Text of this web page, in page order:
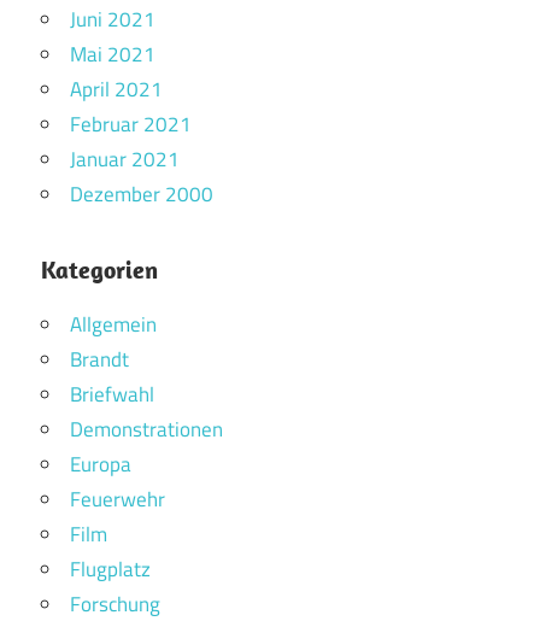
Juni 2021
Mai 2021
April 2021
Februar 2021
Januar 2021
Dezember 2000
Kategorien
Allgemein
Brandt
Briefwahl
Demonstrationen
Europa
Feuerwehr
Film
Flugplatz
Forschung